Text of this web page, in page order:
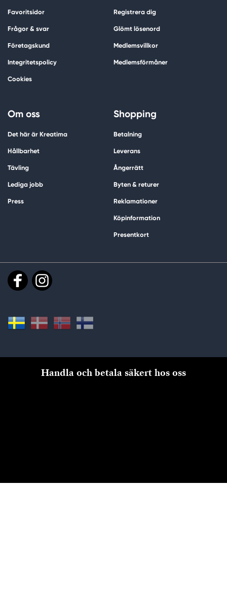
Favoritsidor
Frågor & svar
Företagskund
Integritetspolicy
Cookies
Registrera dig
Glömt lösenord
Medlemsvillkor
Medlemsförmåner
Om oss
Det här är Kreatima
Hållbarhet
Tävling
Lediga jobb
Press
Shopping
Betalning
Leverans
Ångerrätt
Byten & returer
Reklamationer
Köpinformation
Presentkort
Handla och betala säkert hos oss